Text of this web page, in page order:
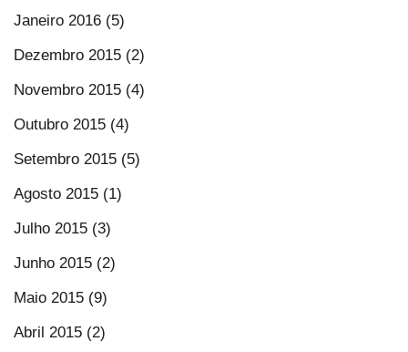
Janeiro 2016 (5)
Dezembro 2015 (2)
Novembro 2015 (4)
Outubro 2015 (4)
Setembro 2015 (5)
Agosto 2015 (1)
Julho 2015 (3)
Junho 2015 (2)
Maio 2015 (9)
Abril 2015 (2)